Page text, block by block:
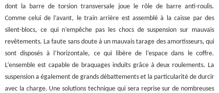
dont la barre de torsion transversale joue le rôle de barre anti-roulis.
Comme celui de l’avant, le train arrière est assemblé à la caisse par des
silent-blocs, ce qui n’empêche pas les chocs de suspension sur mauvais
revêtements. La faute sans doute à un mauvais tarage des amortisseurs, qui
sont disposés à l’horizontale, ce qui libère de l’espace dans le coffre.
L’ensemble est capable de braquages induits grâce à deux roulements. La
suspension a également de grands débattements et la particularité de durcir
avec la charge. Une solutions technique qui sera reprise sur de nombreuses